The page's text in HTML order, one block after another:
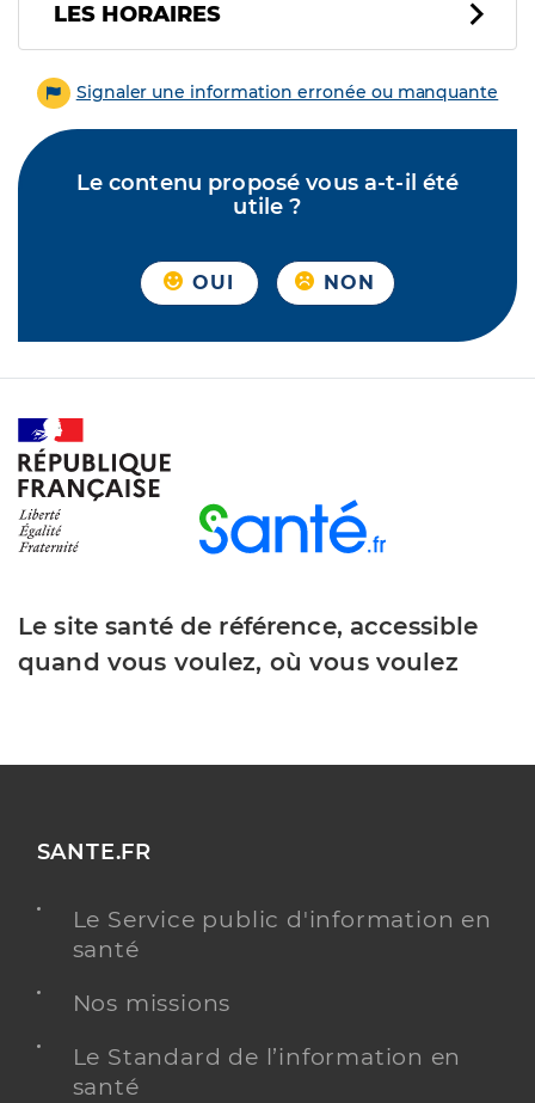
LES HORAIRES
Signaler une information erronée ou manquante
Le contenu proposé vous a-t-il été
utile ?
OUI NON
Le site santé de référence, accessible
quand vous voulez, où vous voulez
SANTE.FR
Le Service public d'information en
santé
Nos missions
Le Standard de l’information en
santé